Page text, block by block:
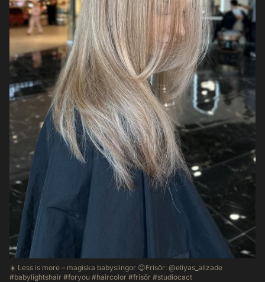
☀️ Less is more – magiska babyslingor 😉Frisör: @eliyas_alizade
#babylightshair #foryou #haircolor #frisör #studiocact